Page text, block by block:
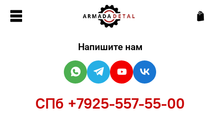
Напишите нам
СПб +7925-557-55-00